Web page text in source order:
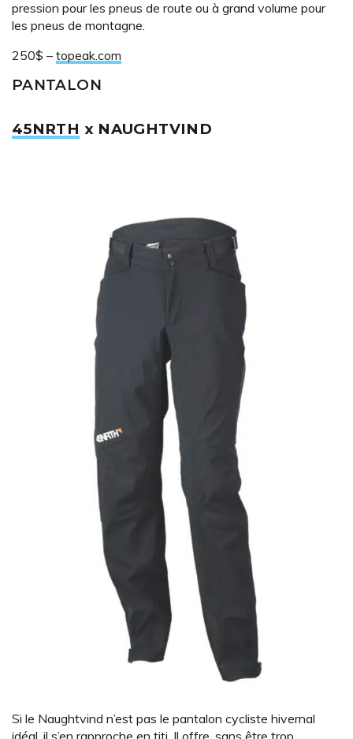
pression pour les pneus de route ou à grand volume pour
les pneus de montagne.
250$ – topeak.com
PANTALON
45NRTH x NAUGHTVIND
Si le Naughtvind n’est pas le pantalon cycliste hivernal